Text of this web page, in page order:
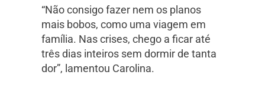
“Não consigo fazer nem os planos
mais bobos, como uma viagem em
família. Nas crises, chego a ficar até
três dias inteiros sem dormir de tanta
dor”, lamentou Carolina.